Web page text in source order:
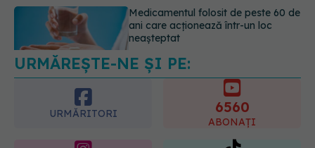
Transpirații nocturne: semnul ignorat
care poate ascunde probleme
08.08.2026, 20:00
URMĂREȘTE-NE ȘI PE:
URMĂRITORI
ABONAȚI
URMĂRITORI
1401
URMĂRITORI